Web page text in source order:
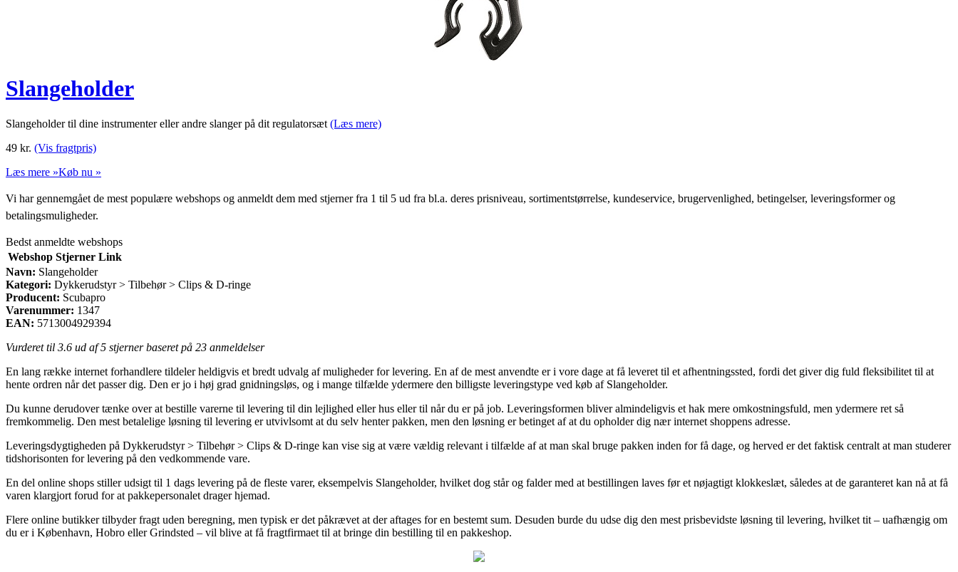
Slangeholder
Slangeholder til dine instrumenter eller andre slanger på dit regulatorsæt (Læs mere)
49 kr. (Vis fragtpris)
Læs mere »Køb nu »
Vi har gennemgået de mest populære webshops og anmeldt dem med stjerner fra 1 til 5 ud fra bl.a. deres prisniveau, sortimentstørrelse, kundeservice, brugervenlighed, betingelser, leveringsformer og
betalingsmuligheder.
Bedst anmeldte webshops
Webshop Stjerner Link
Navn: Slangeholder
Kategori: Dykkerudstyr > Tilbehør > Clips & D-ringe
Producent: Scubapro
Varenummer: 1347
EAN: 5713004929394
Vurderet til 3.6 ud af 5 stjerner baseret på 23 anmeldelser
En lang række internet forhandlere tildeler heldigvis et bredt udvalg af muligheder for levering. En af de mest anvendte er i vore dage at få leveret til et afhentningssted, fordi det giver dig fuld fleksibilitet til at
hente ordren når det passer dig. Den er jo i høj grad gnidningsløs, og i mange tilfælde ydermere den billigste leveringstype ved køb af Slangeholder.
Du kunne derudover tænke over at bestille varerne til levering til din lejlighed eller hus eller til når du er på job. Leveringsformen bliver almindeligvis et hak mere omkostningsfuld, men ydermere ret så
fremkommelig. Den mest betalelige løsning til levering er utvivlsomt at du selv henter pakken, men den løsning er betinget af at du opholder dig nær internet shoppens adresse.
Leveringsdygtigheden på Dykkerudstyr > Tilbehør > Clips & D-ringe kan vise sig at være vældig relevant i tilfælde af at man skal bruge pakken inden for få dage, og herved er det faktisk centralt at man studerer
tidshorisonten for levering på den vedkommende vare.
En del online shops stiller udsigt til 1 dags levering på de fleste varer, eksempelvis Slangeholder, hvilket dog står og falder med at bestillingen laves før et nøjagtigt klokkeslæt, således at de garanteret kan nå at få
varen klargjort forud for at pakkepersonalet drager hjemad.
Flere online butikker tilbyder fragt uden beregning, men typisk er det påkrævet at der aftages for en bestemt sum. Desuden burde du udse dig den mest prisbevidste løsning til levering, hvilket tit – uafhængig om
du er i København, Hobro eller Grindsted – vil blive at få fragtfirmaet til at bringe din bestilling til en pakkeshop.